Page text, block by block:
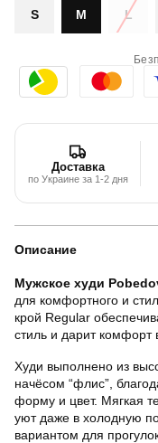
S M L
Доставка
по Украине за 1-2 дня
Описание
Мужское худи
для комфортного и
крой Regular
стиль и дарит комфорт
Худи выполнено из
начёсом “флис”,
форму и цвет. Мягкая
уют даже в холодную
вариантом для